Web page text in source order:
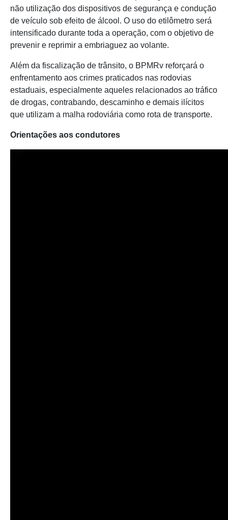
não utilização dos dispositivos de segurança e condução
de veículo sob efeito de álcool. O uso do etilômetro será
intensificado durante toda a operação, com o objetivo de
prevenir e reprimir a embriaguez ao volante.
Além da fiscalização de trânsito, o BPMRv reforçará o
enfrentamento aos crimes praticados nas rodovias
estaduais, especialmente aqueles relacionados ao tráfico
de drogas, contrabando, descaminho e demais ilícitos
que utilizam a malha rodoviária como rota de transporte.
Orientações aos condutores